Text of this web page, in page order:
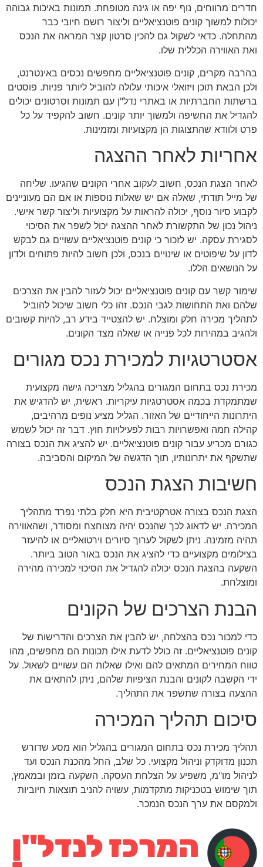
חדרים מרווחים, נוף יפה או גינה מטופחת. תמונות באיכות גבוהה
יכולות למשוך קונים פוטנציאליים וליצור רושם חיובי כבר
מהתחלה. כדאי לשקול גם להכין סרטון קצר המראה את הנכס
ואת האווירה הכללית שלו.
בהרבה מקרים, קונים פוטנציאליים מחפשים נכסים באינטרנט,
ולכן הבאת תוכן ויזואלי איכותי עלולה להוביל ליותר פניות. פוסטים
ברשתות החברתיות או באתרי נדל"ן עם תמונות וסרטונים יכולים
להגדיל את החשיפה ולמשוך יותר קונים. חשוב להקפיד על כל
פרט ולוודא שהתצוגות הן מקצועיות ומזמינות.
אחריות לאחר ההצגה
לאחר הצגת הנכס, חשוב לעקוב אחרי הקונים שהגיעו. שליחה
של מייל תודתי, שאלה אם יש שאלות נוספות או אם הם מעוניינים
לקבוע סיור נוסף, יכולה להראות על מקצועיות וליצור קשר אישי.
ניהול נכון של התקשורת לאחר ההצגה יכול לשפר את הסיכוי
לסגירת עסקה. יש לזכור כי קונים פוטנציאליים עשויים גם לבקש
לדון על שיפוטים או שינויים בנכס, ולכן חשוב להיות פתוחים ולדון
על הנושאים הללו.
שימור קשר עם קונים פוטנציאליים יכול לעזור להבין את הצרכים
שלהם ואת התחושות לגבי הנכס. זהו כלי חשוב שיכול להוביל
לתהליך מכירה חלק ומוצלח. יש להצטייד בידע רב, להיות קשובים
ולהגיב במהירות לכל פנייה או שאלה מצד הקונים.
אסטרטגיות למכירת נכס מגורים
מכירת נכס בתחום המגורים בהגליל מצריכה גישה מקצועית
שמתמקדת בכמה אסטרטגיות עיקריות. ראשית, יש להדגיש את
היתרונות הייחודיים של האזור. הגליל מציע נופים מרהיבים,
קהילה חמה ואפשרויות רבות לפעילויות חוץ. דבר זה יכול לשמש
כגורם מכריע עבור קונים פוטנציאליים. יש להציג את הנכס בצורה
שתשקף את יתרונותיו, תוך הדגשה של המיקום והסביבה.
חשיבות הצגת הנכס
הצגת הנכס בצורה אטרקטיבית היא חלק בלתי נפרד מתהליך
המכירה. יש לדאוג לכך שהנכס יהיה מצוחצח ומסודר, ושהאווירה
תהיה מזמינה. ניתן לשקול לערוך סיורים וירטואליים או להיעזר
בצילומים מקצועיים כדי להציג את הנכס באור הטוב ביותר.
השקעה בהצגת הנכס יכולה להגדיל את הסיכוי למכירה מהירה
ומוצלחת.
הבנת הצרכים של הקונים
כדי למכור נכס בהצלחה, יש להבין את הצרכים והדרישות של
קונים פוטנציאליים. זה כולל לדעת אילו תכונות הם מחפשים, מהו
טווח המחירים המתאים להם ואילו שאלות הם עשויים לשאול. על
ידי הקשבה לקונים והבנת הציפיות שלהם, ניתן להתאים את
ההצעה בצורה שתשפר את התהליך.
סיכום תהליך המכירה
תהליך מכירת נכס בתחום המגורים בהגליל הוא מסע שדורש
תכנון מדוקדק וניהול מקצועי. כל שלב, החל מהכנת הנכס ועד
לניהול מו"מ, משפיע על הצלחת העסקה. השקעה בזמן ובמאמץ,
תוך שימוש בטכניקות מתקדמות, עשויה להניב תוצאות חיוביות
ולמקסם את ערך הנכס הנמכר.